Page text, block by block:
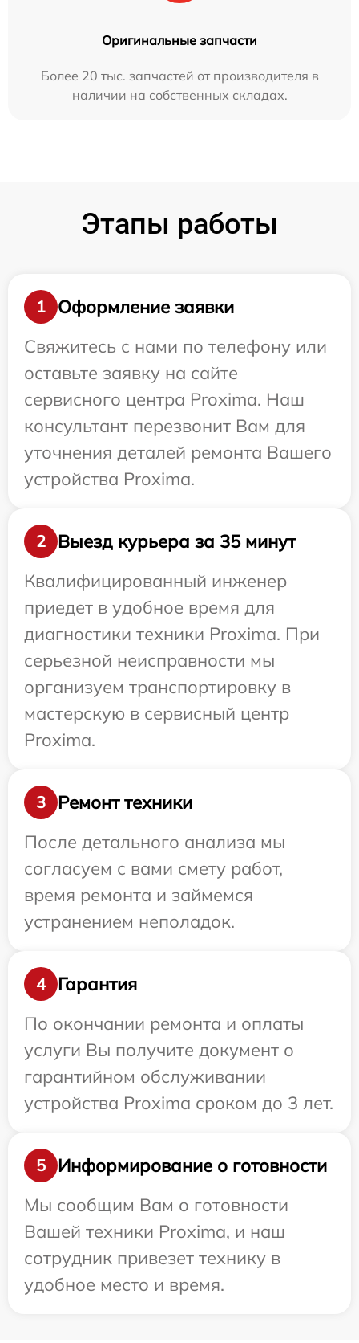
Оригинальные запчасти
Более 20 тыс. запчастей от производителя в
наличии на собственных складах.
Этапы работы
1
Оформление заявки
Свяжитесь с нами по телефону или
оставьте заявку на сайте
сервисного центра Proxima. Наш
консультант перезвонит Вам для
уточнения деталей ремонта Вашего
устройства Proxima.
2
Выезд курьера за 35 минут
Квалифицированный инженер
приедет в удобное время для
диагностики техники Proxima. При
серьезной неисправности мы
организуем транспортировку в
мастерскую в сервисный центр
Proxima.
3
Ремонт техники
После детального анализа мы
согласуем с вами смету работ,
время ремонта и займемся
устранением неполадок.
4
Гарантия
По окончании ремонта и оплаты
услуги Вы получите документ о
гарантийном обслуживании
устройства Proxima сроком до 3 лет.
5
Информирование о готовности
Мы сообщим Вам о готовности
Вашей техники Proxima, и наш
сотрудник привезет технику в
удобное место и время.